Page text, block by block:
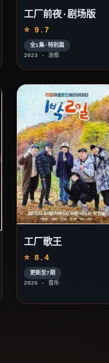
工厂前夜·剧场版
⭐ 9.7
全1集·特别篇
2023 · 治愈
工厂歌王
⭐ 8.4
更新至7期
2026 · 音乐